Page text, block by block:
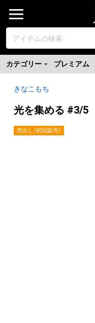
カテゴリー プレミアム
きなこもち
光を集める #3/5
売出し（初回販売）